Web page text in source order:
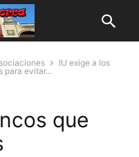
IU exige a los
para evitar...
que